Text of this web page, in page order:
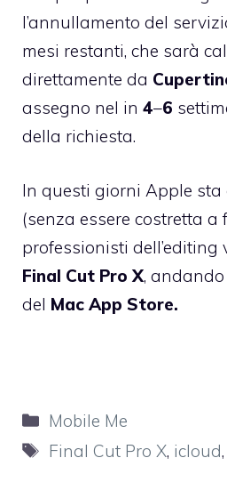
l’annullamento del
mesi restanti, che sarà
direttamente da
assegno nel in 4–6
della richiesta.
In questi giorni Apple sta
(senza essere costretta a
professionisti dell’editing
Final Cut Pro X,
del Mac App Store.
Categorie
Mobile Me
Tag
Final Cut Pro X, icloud,